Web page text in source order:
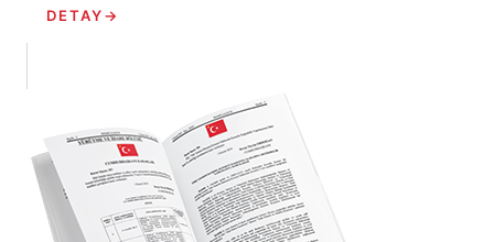
Yapıldı 2 Temmuz 2026 tarihli ve 33298 sayılı Resmi
DETAY→